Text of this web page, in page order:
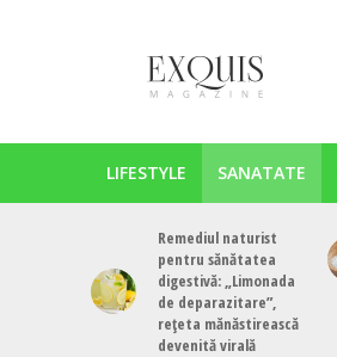
LIFESTYLE SANATATE
Remediul naturist
pentru sănătatea
digestivă: „Limonada
de deparazitare”,
rețeta mănăstirească
devenită virală